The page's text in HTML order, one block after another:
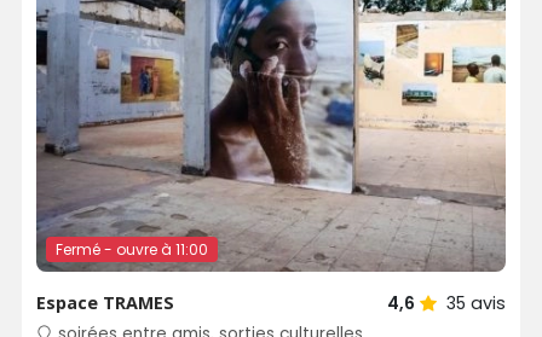
Fermé - ouvre à 11:00
Espace TRAMES 4,6 35 avis